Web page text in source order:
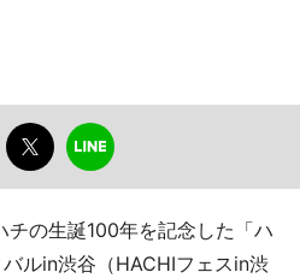
チの生誕100年を記念した「ハ
ルin渋谷（HACHIフェスin渋